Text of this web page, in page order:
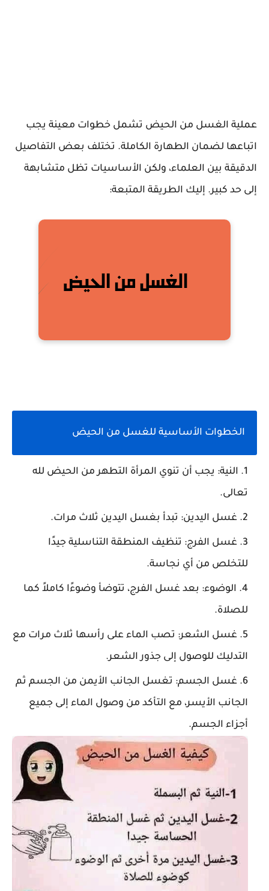
عملية الغسل من الحيض تشمل خطوات معينة يجب
اتباعها لضمان الطهارة الكاملة. تختلف بعض التفاصيل
الدقيقة بين العلماء، ولكن الأساسيات تظل متشابهة
إلى حد كبير. إليك الطريقة المتبعة:
الخطوات الأساسية للغسل من الحيض
النية: يجب أن تنوي المرأة التطهر من الحيض لله
تعالى.
غسل اليدين: تبدأ بغسل اليدين ثلاث مرات.
غسل الفرج: تنظيف المنطقة التناسلية جيدًا
للتخلص من أي نجاسة.
الوضوء: بعد غسل الفرج، تتوضأ وضوءًا كاملاً كما
للصلاة.
غسل الشعر: تصب الماء على رأسها ثلاث مرات مع
التدليك للوصول إلى جذور الشعر.
غسل الجسم: تغسل الجانب الأيمن من الجسم ثم
الجانب الأيسر، مع التأكد من وصول الماء إلى جميع
أجزاء الجسم.